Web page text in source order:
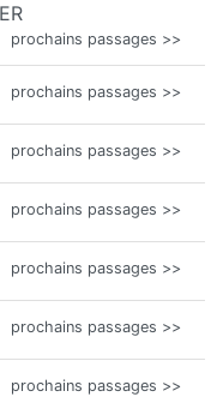
prochains passages >>
prochains passages >>
prochains passages >>
prochains passages >>
prochains passages >>
prochains passages >>
prochains passages >>